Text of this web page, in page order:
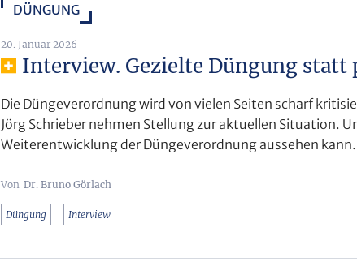
DÜNGUNG
20. Januar 2026
Interview. Gezielte Düngung statt
Die Düngeverordnung wird von vielen Seiten scharf
Jörg Schrieber nehmen Stellung zur aktuellen Situation.
Weiterentwicklung der Düngeverordnung aussehen kann.
Dr. Bruno Görlach
Düngung Interview